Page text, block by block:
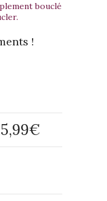
bouclé
!